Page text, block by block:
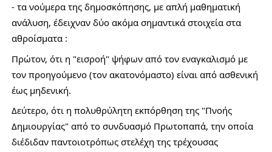
- τα νούμερα της δημοσκόπησης, με απλή μαθηματική
ανάλυση, έδειχναν δύο ακόμα σημαντικά στοιχεία στα
αθροίσματα :
Πρώτον, ότι η "εισροή" ψήφων από τον εναγκαλισμό με
τον προηγούμενο (τον ακατονόμαστο) είναι από ασθενική
έως μηδενική.
Δεύτερο, ότι η πολυθρύλητη εκπόρθηση της "Πνοής
Δημιουργίας" από το συνδυασμό Πρωτοπαπά, την οποία
διέδιδαν παντοιοτρόπως στελέχη της τρέχουσας